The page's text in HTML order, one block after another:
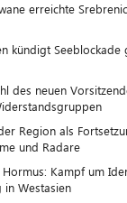
erreichte
kündigt Seeblockade
des neuen
Region als
und Radare
Kampf um
in Westasien